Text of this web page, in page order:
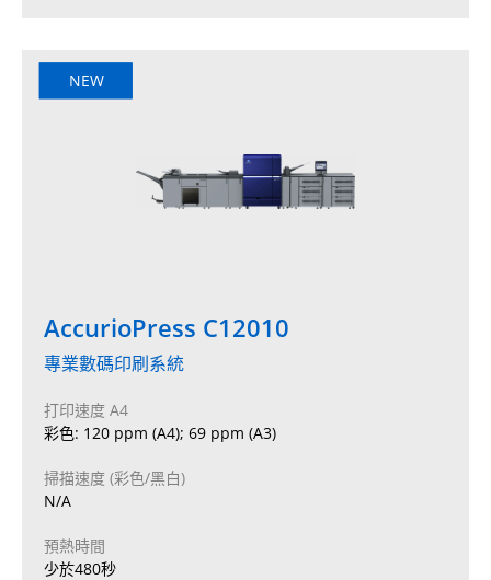
NEW
AccurioPress C12010
專業數碼印刷系統
打印速度 A4
彩色: 120 ppm (A4); 69 ppm (A3)
掃描速度 (彩色/黑白)
N/A
預熱時間
少於480秒